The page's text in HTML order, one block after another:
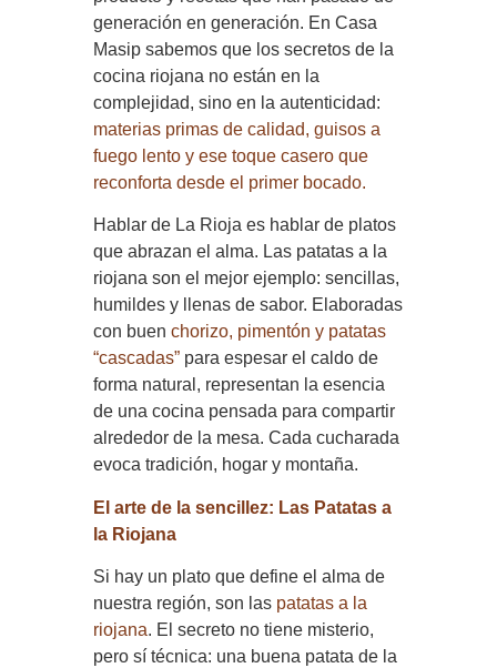
generación en generación. En Casa
Masip sabemos que los secretos de la
cocina riojana no están en la
complejidad, sino en la autenticidad:
materias primas de calidad, guisos a
fuego lento y ese toque casero que
reconforta desde el primer bocado.
Hablar de La Rioja es hablar de platos
que abrazan el alma. Las patatas a la
riojana son el mejor ejemplo: sencillas,
humildes y llenas de sabor. Elaboradas
con buenchorizo, pimentón y patatas
“cascadas” para espesar el caldo de
forma natural, representan la esencia
de una cocina pensada para compartir
alrededor de la mesa. Cada cucharada
evoca tradición, hogar y montaña.
El arte de la sencillez: Las Patatas a
la Riojana
Si hay un plato que define el alma de
nuestra región, son las patatas a la
riojana. El secreto no tiene misterio,
pero sí técnica: una buena patata de la